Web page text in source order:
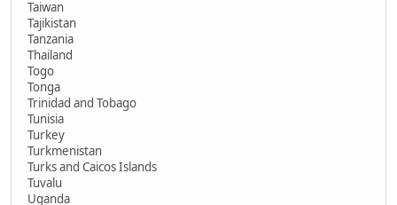
Taiwan
Tajikistan
Tanzania
Thailand
Togo
Tonga
Trinidad and Tobago
Tunisia
Turkey
Turkmenistan
Turks and Caicos Islands
Tuvalu
Uganda